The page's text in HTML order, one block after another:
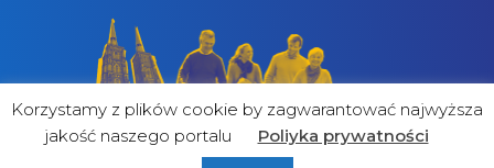
Korzystamy z plików cookie by zagwarantować najwyższa
jakość naszego portalu
Poliyka prywatności